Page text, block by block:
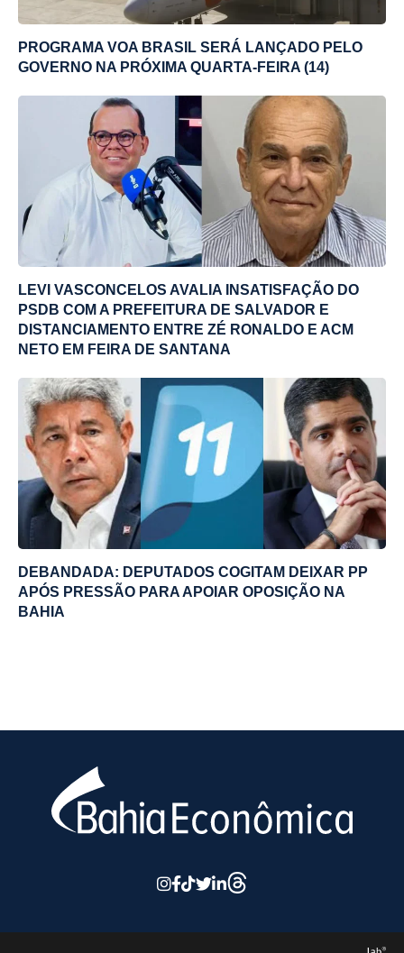
PROGRAMA VOA BRASIL SERÁ LANÇADO PELO
GOVERNO NA PRÓXIMA QUARTA-FEIRA (14)
LEVI VASCONCELOS AVALIA INSATISFAÇÃO DO
PSDB COM A PREFEITURA DE SALVADOR E
DISTANCIAMENTO ENTRE ZÉ RONALDO E ACM
NETO EM FEIRA DE SANTANA
DEBANDADA: DEPUTADOS COGITAM DEIXAR PP
APÓS PRESSÃO PARA APOIAR OPOSIÇÃO NA
BAHIA